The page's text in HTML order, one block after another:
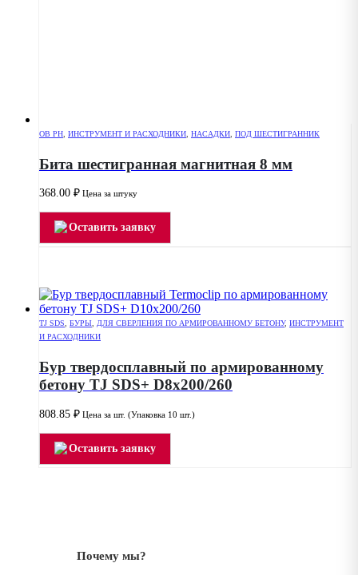
OB PH ИНСТРУМЕНТ И РАСХОДНИКИ НАСАДКИ ПОД ШЕСТИГРАННИК
Бита шестигранная магнитная 8 мм
368.00 ₽ Цена за штуку
Оставить заявку
TJ SDS, БУРЫ, ДЛЯ СВЕРЛЕНИЯ ПО АРМИРОВАННОМУ БЕТОНУ, ИНСТРУМЕНТ
И РАСХОДНИКИ
Бур твердосплавный по армированному
бетону TJ SDS+ D8x200/260
808.85 ₽ Цена за шт. (Упаковка 10 шт.)
Оставить заявку
Почему мы?